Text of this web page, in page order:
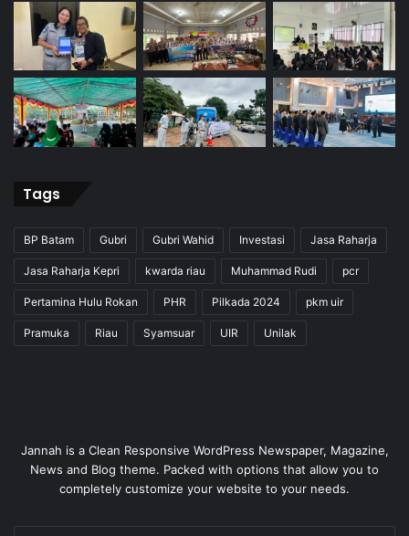
Tags
BP Batam Gubri Gubri Wahid Investasi Jasa Raharja
Jasa Raharja Kepri kwarda riau Muhammad Rudi pcr
Pertamina Hulu Rokan PHR Pilkada 2024 pkm uir
Pramuka Riau Syamsuar UIR Unilak
Jannah is a Clean Responsive WordPress Newspaper, Magazine,
News and Blog theme. Packed with options that allow you to
completely customize your website to your needs.